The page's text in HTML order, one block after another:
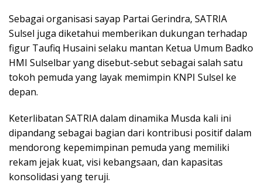
Sebagai organisasi sayap Partai Gerindra, SATRIA
Sulsel juga diketahui memberikan dukungan terhadap
figur Taufiq Husaini selaku mantan Ketua Umum Badko
HMI Sulselbar yang disebut-sebut sebagai salah satu
tokoh pemuda yang layak memimpin KNPI Sulsel ke
depan.
Keterlibatan SATRIA dalam dinamika Musda kali ini
dipandang sebagai bagian dari kontribusi positif dalam
mendorong kepemimpinan pemuda yang memiliki
rekam jejak kuat, visi kebangsaan, dan kapasitas
konsolidasi yang teruji.